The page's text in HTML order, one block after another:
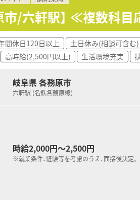
近隣店舗同士で協力しながら対応を
誰か一人だけが大変…という環境で
■自主性・組織性どちらもバランスよ
現場が孤立するようなことがありま
・・＊ こんな方にオススメ ＊・・
経験が浅くても問題ございません！
市/六軒駅】 ≪複数科
間休日120日以上 土日休み(相談可含む)
高時給(2,500円以上) 生活環境充実
岐阜県 各務原市
六軒駅 (名鉄各務原線)
時給2,000円～2,500円
※就業条件、経験等を考慮のうえ、面接後決定。